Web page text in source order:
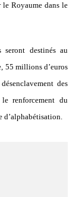
le Royaume dans le
destinés au
55 millions d’euros
des
renforcement du
d’alphabétisation.